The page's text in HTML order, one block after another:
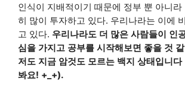
인식이 지배적이기 때문에 정부 뿐 아니
히 많이 투자하고 있다. 우리나라는 이에
고 있다. 우리나라도 더 많은 사람들이 인
심을 가지고 공부를 시작해보면 좋을 것
저도 지금 암것도 모르는 백지 상태입니다
봐요! +_+).